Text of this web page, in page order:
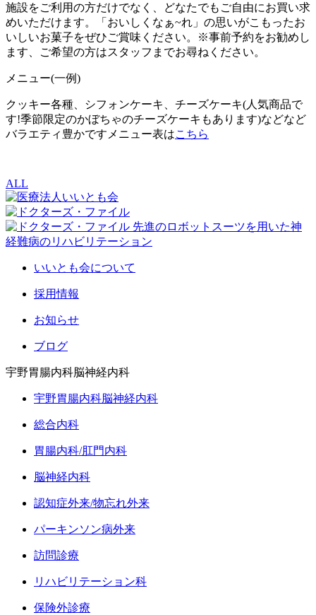
施設をご利用の方だけでなく、どなたでもご自由にお買い求
めいただけます。「おいしくなぁ~れ」の思いがこもったお
いしいお菓子をぜひご賞味ください。※事前予約をお勧めし
ます、ご希望の方はスタッフまでお尋ねください。
メニュー(一例)
クッキー各種、シフォンケーキ、チーズケーキ(人気商品で
す!季節限定のかぼちゃのチーズケーキもあります)などなど
バラエティ豊かですメニュー表はこちら
ALL
いいとも会について
採用情報
お知らせ
ブログ
宇野胃腸内科脳神経内科
宇野胃腸内科脳神経内科
総合内科
胃腸内科/肛門内科
脳神経内科
認知症外来/物忘れ外来
パーキンソン病外来
訪問診療
リハビリテーション科
保険外診療